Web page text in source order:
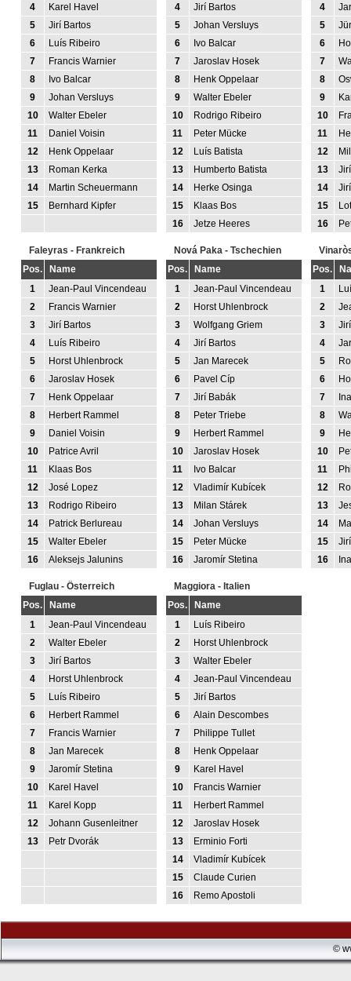
4
Karel Havel
5
Jirí Bartos
6
Luís Ribeiro
7
Francis Warnier
8
Ivo Balcar
9
Johan Versluys
10
Walter Ebeler
11
Daniel Voisin
12
Henk Oppelaar
13
Roman Kerka
14
Martin Scheuermann
15
Bernhard Kipfer
4
Jirí Bartos
5
Johan Versluys
6
Ivo Balcar
7
Jaroslav Hosek
8
Henk Oppelaar
9
Walter Ebeler
10
Rodrigo Ribeiro
11
Peter Mücke
12
Luís Batista
13
Humberto Batista
14
Herke Osinga
15
Klaas Bos
16
Jetze Heeres
4
5
6
7
8
9
10
11
12
13
14
15
16
Faleyras - Frankreich
Pos.
Name
1
Jean-Paul Vincendeau
2
Francis Warnier
3
Jirí Bartos
4
Luís Ribeiro
5
Horst Uhlenbrock
6
Jaroslav Hosek
7
Henk Oppelaar
8
Herbert Rammel
9
Daniel Voisin
10
Patrice Avril
11
Klaas Bos
12
José Lopez
13
Rodrigo Ribeiro
14
Patrick Berlureau
15
Walter Ebeler
16
Aleksejs Jalunins
Nová Paka - Tschechien
Pos.
Name
1
Jean-Paul Vincendeau
2
Horst Uhlenbrock
3
Wolfgang Griem
4
Jirí Bartos
5
Jan Marecek
6
Pavel Cíp
7
Jirí Babák
8
Peter Triebe
9
Herbert Rammel
10
Jaroslav Hosek
11
Ivo Balcar
12
Vladimír Kubícek
13
Milan Stárek
14
Johan Versluys
15
Peter Mücke
16
Jaromír Stetina
Pos.
1
2
3
4
5
6
7
8
9
10
11
12
13
14
15
16
Fuglau - Österreich
Pos.
Name
1
Jean-Paul Vincendeau
2
Walter Ebeler
3
Jirí Bartos
4
Horst Uhlenbrock
5
Luís Ribeiro
6
Herbert Rammel
7
Francis Warnier
8
Jan Marecek
9
Jaromír Stetina
10
Karel Havel
11
Karel Kopp
12
Johann Gusenleitner
13
Petr Dvorák
Maggiora - Italien
Pos.
Name
1
Luís Ribeiro
2
Horst Uhlenbrock
3
Walter Ebeler
4
Jean-Paul Vincendeau
5
Jirí Bartos
6
Alain Descombes
7
Philippe Tullet
8
Henk Oppelaar
9
Karel Havel
10
Francis Warnier
11
Herbert Rammel
12
Jaroslav Hosek
13
Erminio Forti
14
Vladimír Kubícek
15
Claude Curien
16
Remo Apostoli
©